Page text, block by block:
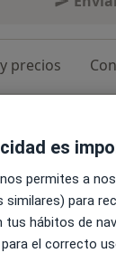
precios
mediante un
es
permites a
similares) para
tus hábitos de
el correcto